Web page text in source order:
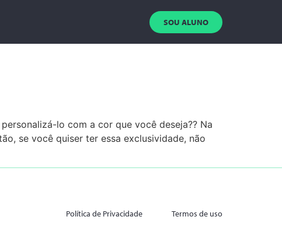
SOU ALUNO
lo com a cor que você deseja?? Na
se você quiser ter essa exclusividade, não
Política de Privacidade Termos de uso